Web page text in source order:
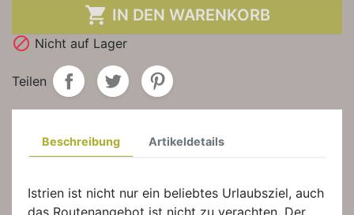
 IN DEN WARENKORB
 Nicht auf Lager
Teilen
Beschreibung Artikeldetails
Istrien ist nicht nur ein beliebtes Urlaubsziel, auch
das Routenangebot ist nicht zu verachten. Der